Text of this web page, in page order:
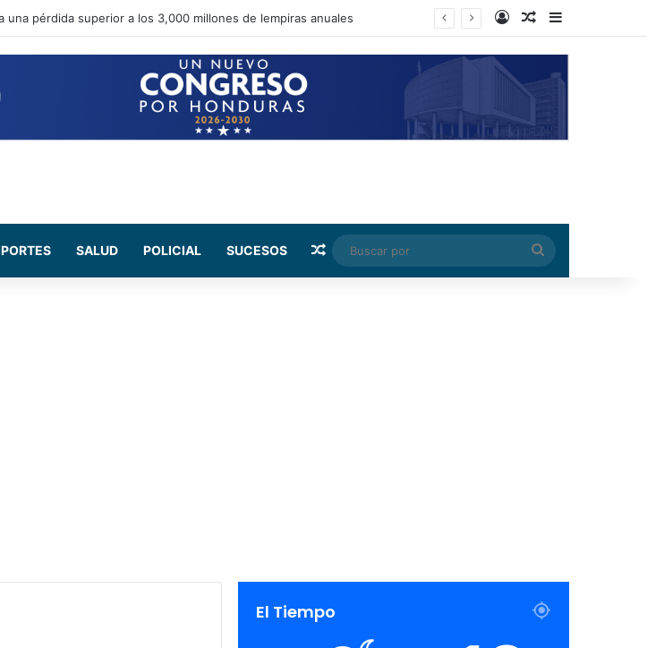
una pérdida superior a los 3,000 millones de lempiras anuales Log InRandom Article
SALUD POLICIAL SUCESOS Random Article
Buscar
por
El Tiempo